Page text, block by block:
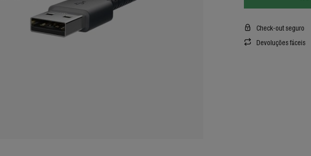
Check-out seguro
Devoluções fáceis